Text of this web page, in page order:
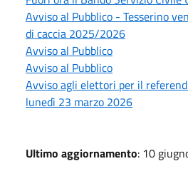
Avviso al Pubblico - Tesserino
di caccia 2025/2026
Avviso al Pubblico
Avviso al Pubblico
Avviso agli elettori per il
lunedì 23 marzo 2026
Ultimo aggiornamento: 10